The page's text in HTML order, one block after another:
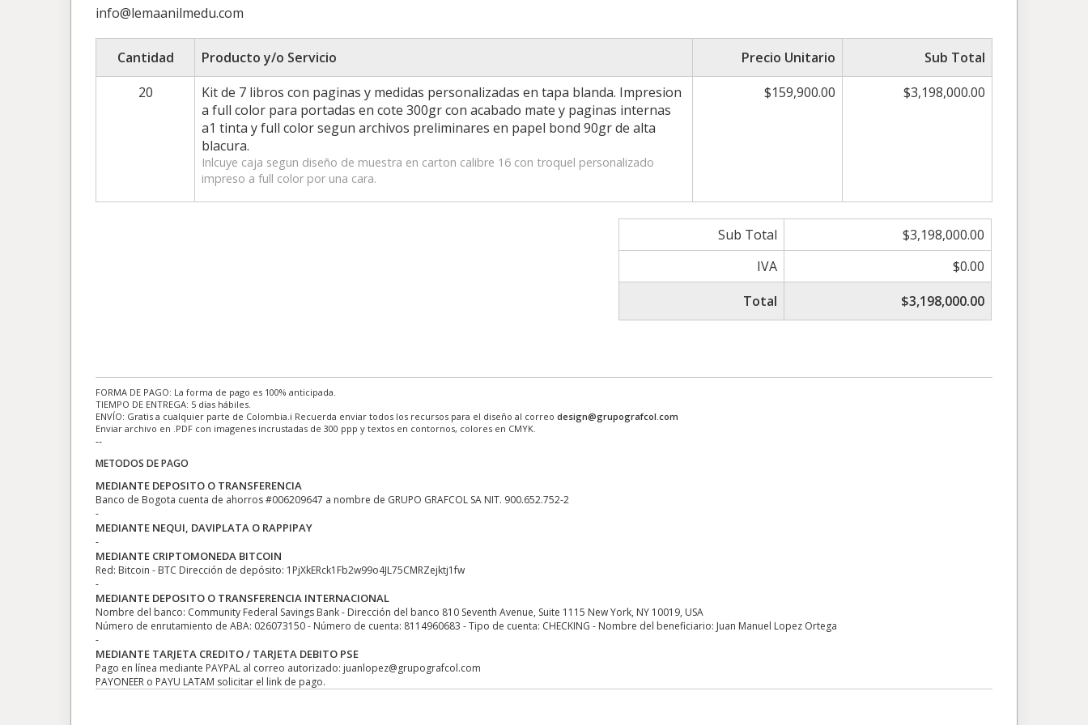
info@lemaanilmedu.com
Cantidad Producto y/o Servicio Precio Unitario
Sub Total
20
Kit de 7 libros con paginas y medidas personalizadas en tapa blanda. Impresion
a full color para portadas en cote 300gr con acabado mate y paginas internas
a1 tinta y full color segun archivos preliminares en papel bond 90gr de alta
blacura.
Inlcuye caja segun diseño de muestra en carton calibre 16 con troquel personalizado
impreso a full color por una cara.
$159,900.00 $3,198,000.00
Sub Total
$3,198,000.00
IVA
$0.00
Total
$3,198,000.00
FORMA DE PAGO: La forma de pago es 100% anticipada.
TIEMPO DE ENTREGA: 5 días hábiles.
ENVÍO: Gratis a cualquier parte de Colombia.ℹ Recuerda enviar todos los recursos para el diseño al correo design@grupografcol.com
Enviar archivo en .PDF con imagenes incrustadas de 300 ppp y textos en contornos, colores en CMYK.
--
METODOS DE PAGO
MEDIANTE DEPOSITO O TRANSFERENCIA
Banco de Bogota cuenta de ahorros #006209647 a nombre de GRUPO GRAFCOL SA NIT. 900.652.752-2
-
MEDIANTE NEQUI, DAVIPLATA O RAPPIPAY
-
MEDIANTE CRIPTOMONEDA BITCOIN
Red: Bitcoin - BTC Dirección de depósito: 1PjXkERck1Fb2w99o4JL75CMRZejktj1fw
-
MEDIANTE DEPOSITO O TRANSFERENCIA INTERNACIONAL
Nombre del banco: Community Federal Savings Bank - Dirección del banco 810 Seventh Avenue, Suite 1115 New York, NY 10019, USA
Número de enrutamiento de ABA: 026073150 - Número de cuenta: 8114960683 - Tipo de cuenta: CHECKING - Nombre del beneficiario: Juan Manuel Lopez Ortega
-
MEDIANTE TARJETA CREDITO / TARJETA DEBITO PSE
Pago en línea mediante PAYPAL al correo autorizado: juanlopez@grupografcol.com
PAYONEER o PAYU LATAM solicitar el link de pago.